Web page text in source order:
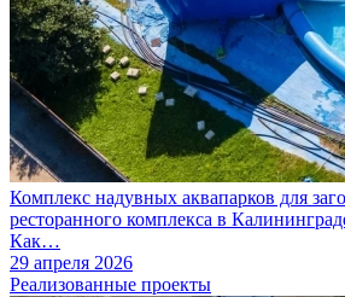
Комплекс надувных аквапарков для
ресторанного комплекса в
Как…
29 апреля 2026
Реализованные проекты